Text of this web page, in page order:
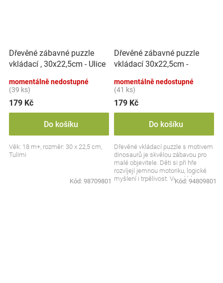
Dřevěné zábavné puzzle
vkládací , 30x22,5cm - Ulice
momentálně nedostupné
(39 ks)
179 Kč
Do košíku
Věk: 18 m+, rozměr: 30 x 22,5 cm,
Tulimi
Kód: 98709801
Dřevěné zábavné puzzle
vkládací 30x22,5cm -
momentálně nedostupné
(41 ks)
179 Kč
Do košíku
Dřevěné vkládací puzzle s motivem
dinosaurů je skvělou zábavou pro
malé objevitele. Děti si při hře
rozvíjejí jemnou motoriku, logické
myšlení i trpělivost. Veselé barvy a
Kód: 94809801